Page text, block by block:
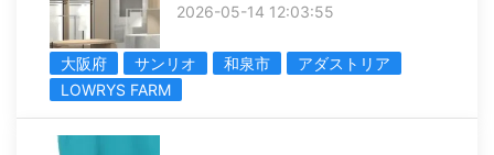
2026-05-14 12:03:55
大阪府 サンリオ 和泉市
アダストリア
LOWRYS FARM